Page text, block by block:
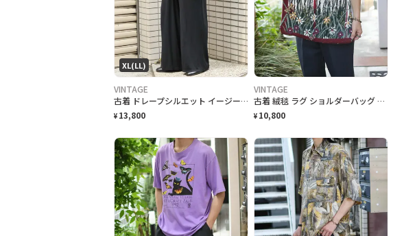
XL(LL)
VINTAGE
古着 ドレープシルエット イージーパンツ ワイドパンツ ブラック 黒
¥ 13,800
VINTAGE
古着 絨毯 ラグ ショルダーバッグ ハンドメイド リメイク バッグ 花
¥ 10,800